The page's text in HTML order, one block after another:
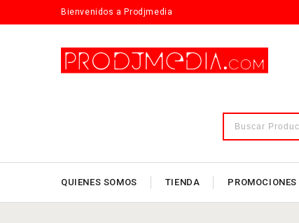
Bienvenidos a Prodjmedia
QUIENES SOMOS TIENDA PROMOCIONES